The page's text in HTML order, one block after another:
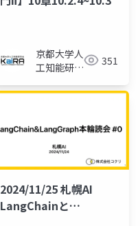
京都大学人
工知能研究
351
2024/11/25 札幌AI
LangChainと